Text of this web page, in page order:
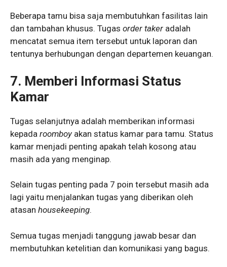
Beberapa tamu bisa saja membutuhkan fasilitas lain
dan tambahan khusus. Tugas order taker adalah
mencatat semua item tersebut untuk laporan dan
tentunya berhubungan dengan departemen keuangan.
7. Memberi Informasi Status
Kamar
Tugas selanjutnya adalah memberikan informasi
kepada roomboy akan status kamar para tamu. Status
kamar menjadi penting apakah telah kosong atau
masih ada yang menginap.
Selain tugas penting pada 7 poin tersebut masih ada
lagi yaitu menjalankan tugas yang diberikan oleh
atasan housekeeping.
Semua tugas menjadi tanggung jawab besar dan
membutuhkan ketelitian dan komunikasi yang bagus.